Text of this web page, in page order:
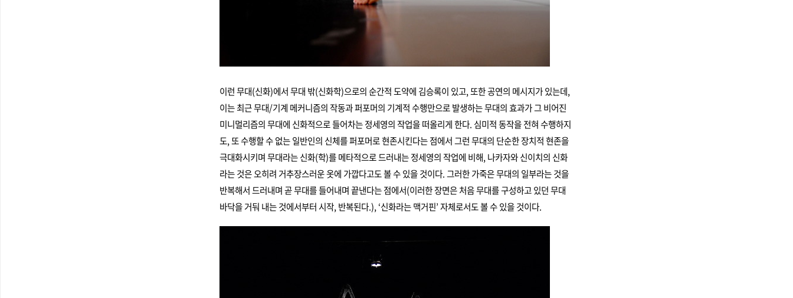
이런 무대(신화)에서 무대 밖(신화학)으로의 순간적 도약에 김승록이 있고, 또한 공연의 메시지가 있는데,
이는 최근 무대/기계 메커니즘의 작동과 퍼포머의 기계적 수행만으로 발생하는 무대의 효과가 그 비어진
미니멀리즘의 무대에 신화적으로 들어차는 정세영의 작업을 떠올리게 한다. 심미적 동작을 전혀 수행하지
도, 또 수행할 수 없는 일반인의 신체를 퍼포머로 현존시킨다는 점에서 그런 무대의 단순한 장치적 현존을
극대화시키며 무대라는 신화(학)를 메타적으로 드러내는 정세영의 작업에 비해, 나카자와 신이치의 신화
라는 것은 오히려 거추장스러운 옷에 가깝다고도 볼 수 있을 것이다. 그러한 가죽은 무대의 일부라는 것을
반복해서 드러내며 곧 무대를 들어내며 끝낸다는 점에서(이러한 장면은 처음 무대를 구성하고 있던 무대
바닥을 거둬 내는 것에서부터 시작, 반복된다.), ‘신화라는 맥거핀’ 자체로서도 볼 수 있을 것이다.